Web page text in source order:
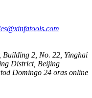
Building 2, No. 22, Yinghai
District, Beijing
Domingo 24 oras online